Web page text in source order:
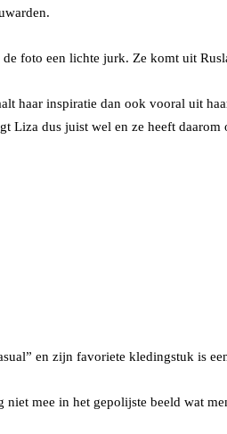
foto een lichte jurk. Ze komt uit
haar inspiratie dan ook vooral uit
Liza dus juist wel en ze heeft
en zijn favoriete kledingstuk is
mee in het gepolijste beeld wat